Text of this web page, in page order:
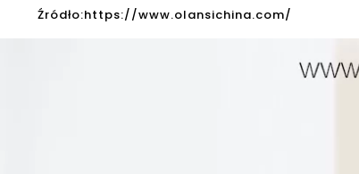
Źródło:https://www.olansichina.com/